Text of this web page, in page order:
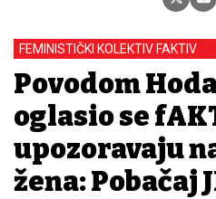
FEMINISTIČKI KOLEKTIV FAKTIV
Povodom
oglasio se
upozoravaju
žena: Pobačaj